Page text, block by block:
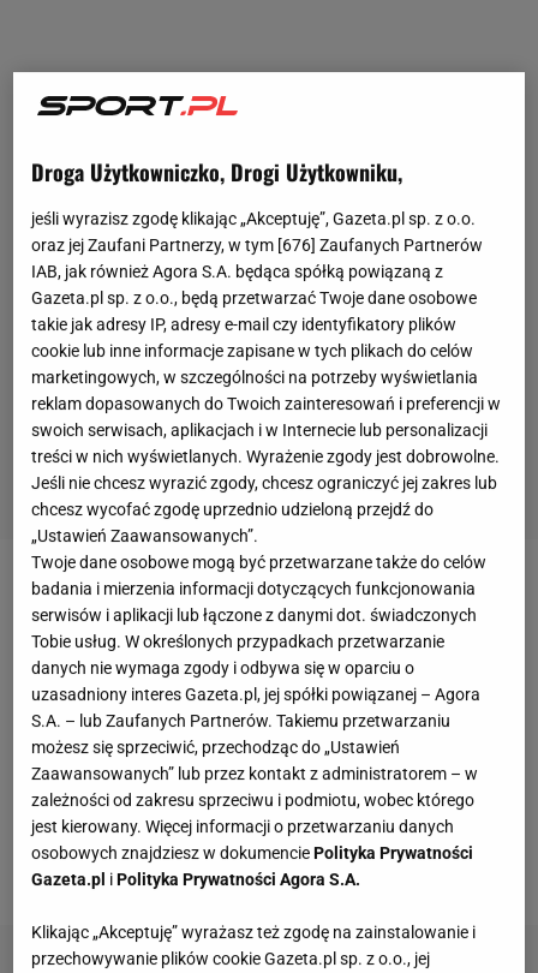
"Ponad pół roku czekałVinicius Juniorna takie
spotkanie w barwach reprezentacji Brazylii.
"Canarinhos" w nocy z czwartku na piątek pokonali
Kolumbię 2:1, a jednym z niekwestionowanych
bohaterów był piłkarzRealu Madryt, który ostatnio w
kadrzenie błyszczał. To chociaż na chwilę poszło w
niepamięć po tym, co zrobił w 99. minucie spotkania
z Kolumbijczykami" -pisał dziennikarz Sport.pl
Jakub Trochimowicz.
Droga Użytkowniczko, Drogi Użytkowniku,
jeśli wyrazisz zgodę klikając „Akceptuję”, Gazeta.pl sp. z o.o.
oraz jej Zaufani Partnerzy, w tym [676] Zaufanych Partnerów
IAB, jak również Agora S.A. będąca spółką powiązaną z
Gazeta.pl sp. z o.o., będą przetwarzać Twoje dane osobowe
takie jak adresy IP, adresy e-mail czy identyfikatory plików
cookie lub inne informacje zapisane w tych plikach do celów
marketingowych, w szczególności na potrzeby wyświetlania
reklam dopasowanych do Twoich zainteresowań i preferencji w
swoich serwisach, aplikacjach i w Internecie lub personalizacji
treści w nich wyświetlanych. Wyrażenie zgody jest dobrowolne.
Jeśli nie chcesz wyrazić zgody, chcesz ograniczyć jej zakres lub
chcesz wycofać zgodę uprzednio udzieloną przejdź do
„Ustawień Zaawansowanych”.
Twoje dane osobowe mogą być przetwarzane także do celów
badania i mierzenia informacji dotyczących funkcjonowania
serwisów i aplikacji lub łączone z danymi dot. świadczonych
Tobie usług. W określonych przypadkach przetwarzanie
danych nie wymaga zgody i odbywa się w oparciu o
uzasadniony interes Gazeta.pl, jej spółki powiązanej – Agora
S.A. – lub Zaufanych Partnerów. Takiemu przetwarzaniu
możesz się sprzeciwić, przechodząc do „Ustawień
Zaawansowanych” lub przez kontakt z administratorem – w
zależności od zakresu sprzeciwu i podmiotu, wobec którego
jest kierowany. Więcej informacji o przetwarzaniu danych
osobowych znajdziesz w dokumenciePolityka Prywatności
Gazeta.pl iPolityka Prywatności Agora S.A.
Klikając „Akceptuję” wyrażasz też zgodę na zainstalowanie i
przechowywanie plików cookie Gazeta.pl sp. z o.o., jej